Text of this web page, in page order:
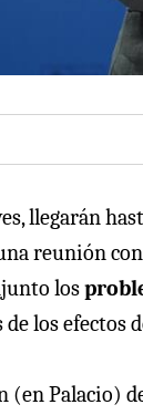
llegarán
reunión
los
de los efectos
Palacio)